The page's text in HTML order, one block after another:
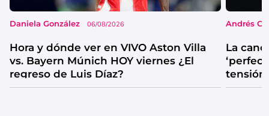
Daniela González 06/08/2026
Hora y dónde ver en VIVO Aston Villa
vs. Bayern Múnich HOY viernes ¿El
regreso de Luis Díaz?
Andrés
La
tensión
catarsis